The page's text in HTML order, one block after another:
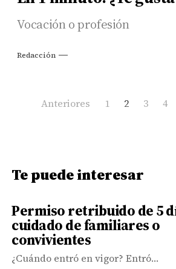
Vocación o profesión
Redacción
Paginación
Anteriores 1 2 3 4
Te puede interesar
Permiso retribuido de 5
cuidado de familiares o
convivientes
¿Cuándo entró en vigor? Entró…